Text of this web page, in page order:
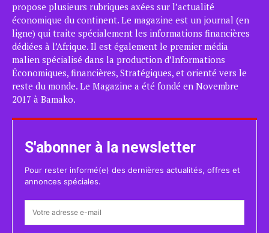
propose plusieurs rubriques axées sur l’actualité
économique du continent. Le magazine est un journal (en
ligne) qui traite spécialement les informations financières
dédiées à l’Afrique. Il est également le premier média
malien spécialisé dans la production d’Informations
Économiques, financières, Stratégiques, et orienté vers le
reste du monde. Le Magazine a été fondé en Novembre
2017 à Bamako.
S'abonner à la newsletter
Pour rester informé(e) des dernières actualités, offres et
annonces spéciales.